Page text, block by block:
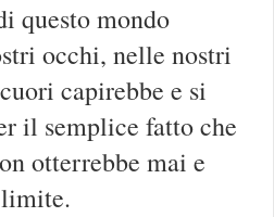
questo mondo
occhi, nelle nostri
capirebbe e si
il semplice fatto che
otterrebbe mai e